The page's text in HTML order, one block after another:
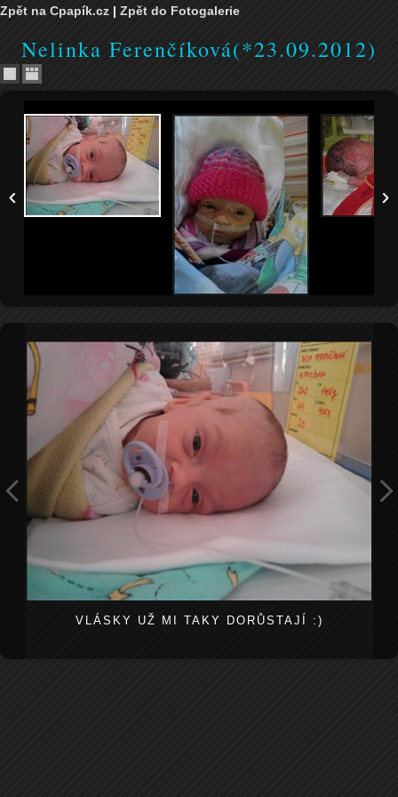
Zpět na Cpapík.cz | Zpět do Fotogalerie
Nelinka Ferenčíková(*23.09.2012)
VLÁSKY UŽ MI TAKY DORŮSTAJÍ :)